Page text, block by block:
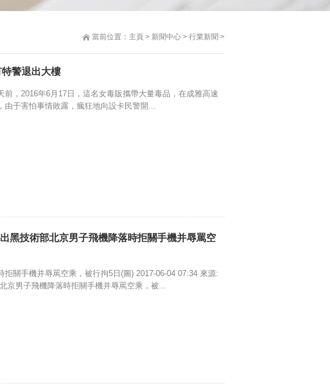
當前位置： 主頁 > 新聞中心 > 行業新聞 >
警退出大樓
前，2016年6月17日，這名女毒販攜帶大量毒品，在成雅高速
由于害怕事情敗露，瘋狂地向設卡民警開...
黑技術部北京男子飛機降落時拒關手機并辱罵空
拒關手機并辱罵空乘，被行拘5日(圖) 2017-06-04 07:34 來源:
京男子飛機降落時拒關手機并辱罵空乘，被...